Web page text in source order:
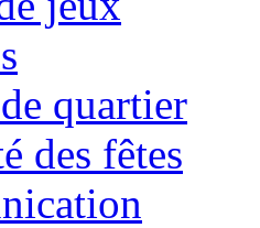
quartier
des fêtes